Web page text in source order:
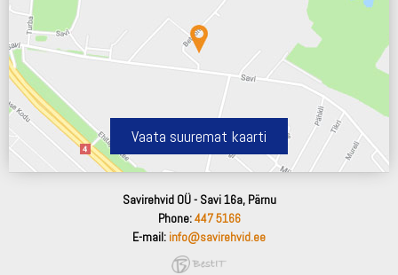
Vaata suuremat kaarti
Savirehvid OÜ - Savi 16a, Pärnu
Phone:447 5166
E-mail: info@savirehvid.ee